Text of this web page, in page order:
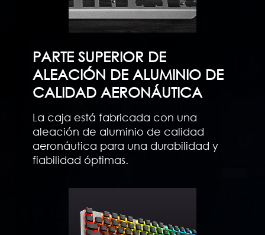
PARTE SUPERIOR DE
ALEACIÓN DE ALUMINIO DE
CALIDAD AERONÁUTICA
La caja está fabricada con una
aleación de aluminio de calidad
aeronáutica para una durabilidad y
fiabilidad óptimas.